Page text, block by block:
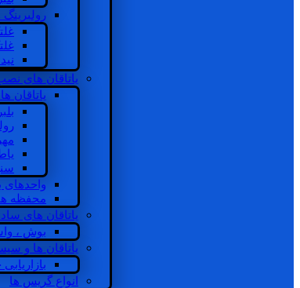
یاتاقان های
یاتاقان
واحدهای
محفظه
یاتاقان های
بوش ،
یاتاقان ها و
انواع گریس ها